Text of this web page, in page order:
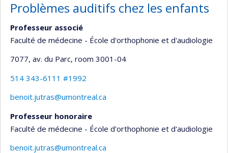
Problèmes auditifs chez les enfants
Professeur associé
Faculté de médecine - École d'orthophonie et d'audiologie
7077, av. du Parc, room 3001-04
514 343-6111 #1992
benoit.jutras@umontreal.ca
Professeur honoraire
Faculté de médecine - École d'orthophonie et d'audiologie
benoit.jutras@umontreal.ca